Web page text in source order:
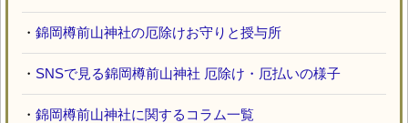
・ 錦岡樽前山神社の厄除けお守りと授与所
・ SNSで見る錦岡樽前山神社 厄除け・厄払いの様子
・ 錦岡樽前山神社に関するコラム一覧